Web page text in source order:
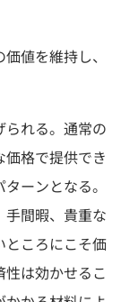
値を維持し、
られる。通常の
格で提供でき
ーンとなる。
手間暇、貴重な
ところにこそ価
は効かせるこ